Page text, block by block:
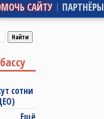
САЙТУ ПАРТНЁРЫ
сотни